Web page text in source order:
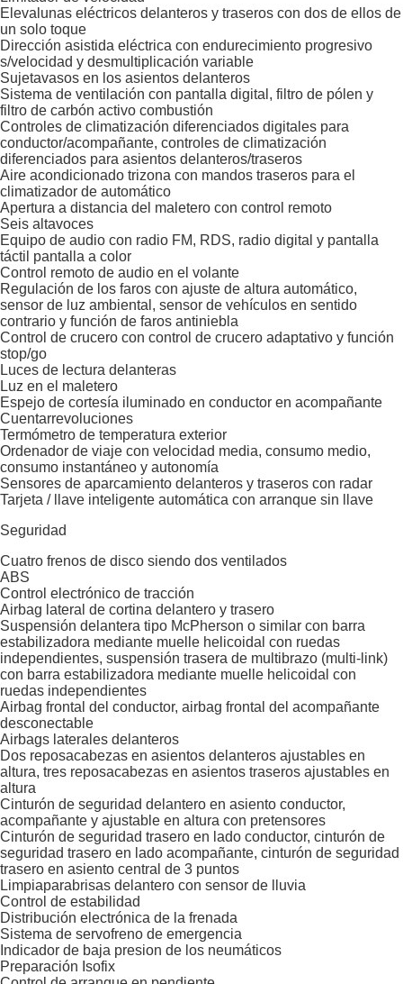
Elevalunas eléctricos delanteros y traseros con dos de ellos de
un solo toque
Dirección asistida eléctrica con endurecimiento progresivo
s/velocidad y desmultiplicación variable
Sujetavasos en los asientos delanteros
Sistema de ventilación con pantalla digital, filtro de pólen y
filtro de carbón activo combustión
Controles de climatización diferenciados digitales para
conductor/acompañante, controles de climatización
diferenciados para asientos delanteros/traseros
Aire acondicionado trizona con mandos traseros para el
climatizador de automático
Apertura a distancia del maletero con control remoto
Seis altavoces
Equipo de audio con radio FM, RDS, radio digital y pantalla
táctil pantalla a color
Control remoto de audio en el volante
Regulación de los faros con ajuste de altura automático,
sensor de luz ambiental, sensor de vehículos en sentido
contrario y función de faros antiniebla
Control de crucero con control de crucero adaptativo y función
stop/go
Luces de lectura delanteras
Luz en el maletero
Espejo de cortesía iluminado en conductor en acompañante
Cuentarrevoluciones
Termómetro de temperatura exterior
Ordenador de viaje con velocidad media, consumo medio,
consumo instantáneo y autonomía
Sensores de aparcamiento delanteros y traseros con radar
Tarjeta / llave inteligente automática con arranque sin llave
Seguridad
Cuatro frenos de disco siendo dos ventilados
ABS
Control electrónico de tracción
Airbag lateral de cortina delantero y trasero
Suspensión delantera tipo McPherson o similar con barra
estabilizadora mediante muelle helicoidal con ruedas
independientes, suspensión trasera de multibrazo (multi-link)
con barra estabilizadora mediante muelle helicoidal con
ruedas independientes
Airbag frontal del conductor, airbag frontal del acompañante
desconectable
Airbags laterales delanteros
Dos reposacabezas en asientos delanteros ajustables en
altura, tres reposacabezas en asientos traseros ajustables en
altura
Cinturón de seguridad delantero en asiento conductor,
acompañante y ajustable en altura con pretensores
Cinturón de seguridad trasero en lado conductor, cinturón de
seguridad trasero en lado acompañante, cinturón de seguridad
trasero en asiento central de 3 puntos
Limpiaparabrisas delantero con sensor de lluvia
Control de estabilidad
Distribución electrónica de la frenada
Sistema de servofreno de emergencia
Indicador de baja presion de los neumáticos
Preparación Isofix